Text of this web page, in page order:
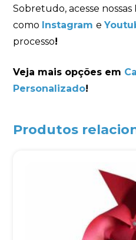
Sobretudo, acesse nossas
como Instagram e
processo!
Veja mais opções em
Personalizado!
Produtos